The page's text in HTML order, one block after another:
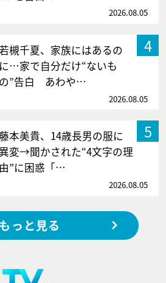
2026.08.05
4
槻千夏、家族にはあるの
に…家で自分だけ“ないも
の”告白 あわや…
2026.08.05
5
藤本美貴、14歳長男の服に
異変→聞かされた“4文字の理
由”に困惑「…
2026.08.05
もっと見る